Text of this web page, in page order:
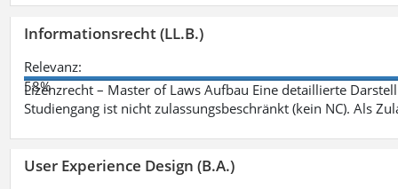
Informationsrecht (LL.B.)
Relevanz:
58%
Lizenzrecht – Master of Laws Aufbau Eine detaillierte
Studiengang ist nicht zulassungsbeschränkt (kein NC). Als
User Experience Design (B.A.)